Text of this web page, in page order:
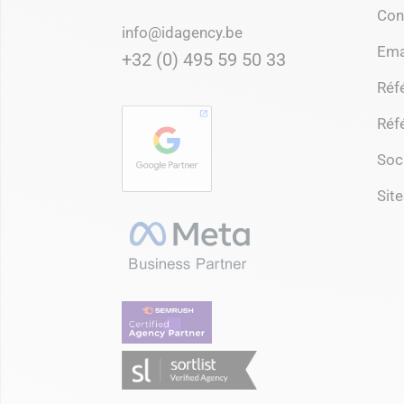
info@idagency.be
+32 (0) 495 59 50 33